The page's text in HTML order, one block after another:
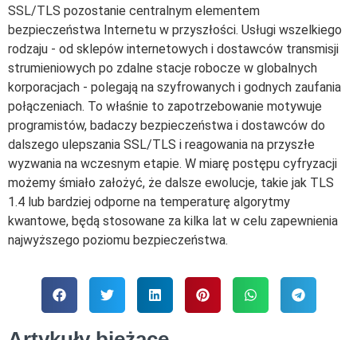
SSL/TLS pozostanie centralnym elementem
bezpieczeństwa Internetu w przyszłości. Usługi wszelkiego
rodzaju - od sklepów internetowych i dostawców transmisji
strumieniowych po zdalne stacje robocze w globalnych
korporacjach - polegają na szyfrowanych i godnych zaufania
połączeniach. To właśnie to zapotrzebowanie motywuje
programistów, badaczy bezpieczeństwa i dostawców do
dalszego ulepszania SSL/TLS i reagowania na przyszłe
wyzwania na wczesnym etapie. W miarę postępu cyfryzacji
możemy śmiało założyć, że dalsze ewolucje, takie jak TLS
1.4 lub bardziej odporne na temperaturę algorytmy
kwantowe, będą stosowane za kilka lat w celu zapewnienia
najwyższego poziomu bezpieczeństwa.